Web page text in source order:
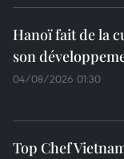
Hanoï fait de la
son
04/08/2026 01:30
Top Chef